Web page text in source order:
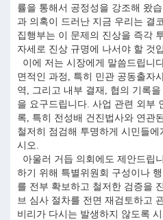
률을 통해서 공정성을 강조해 왔
과 의혹이 드러난 지금 우리는 결
집행부는 이 문제의 진상을 즉각
자세로 진상 규명에 나서야 할 것
이에 저는 시장에게 말씀드립니
면적인 과정, 특히 민관 공동출자
역, 그리고 내부 결재, 협의 기록
을 요구드립니다. 사업 관련 외부
록, 특히 전성배 건진법사와 연관
철저히 점검해 투명하게 시민들
시오.
아울러 거듭 의회에도 제안드립
하기 위해 특별위원회 구성이나
를 전부 확보하고 철저한 검증을
브 심사 절차를 전면 재검토하고
비리가 다시는 발생하지 않도록